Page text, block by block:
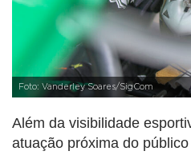
Foto: Vanderley Soares/SigCom
Além da visibilidade
atuação próxima do